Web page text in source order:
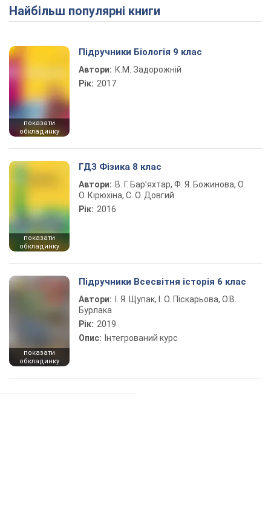
Play Video
Найбільш популярні книги
показати
обкладинку
Підручники Біологія 9 клас
Автори: К.М. Задорожній
Рік: 2017
показати
обкладинку
ГДЗ Фізика 8 клас
Автори: В. Г. Бар’яхтар, Ф. Я. Божинова, О.
О. Кірюхіна, С. О. Довгий
Рік: 2016
показати
обкладинку
Підручники Всесвітня історія 6 клас
Автори:
І. Я. Щупак, І. О. Піскарьова, О.В.
Бурлака
Рік: 2019
Опис: Інтегрований курс